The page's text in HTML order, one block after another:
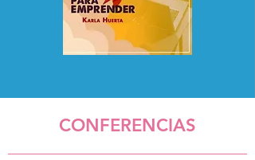
CONFERENCIAS